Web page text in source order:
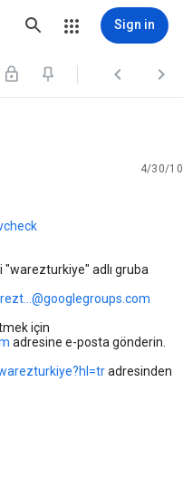
Sign in
  
4/30/10
"warezturkiye" adlı gruba
için
adresine e-posta gönderin.
adresinden